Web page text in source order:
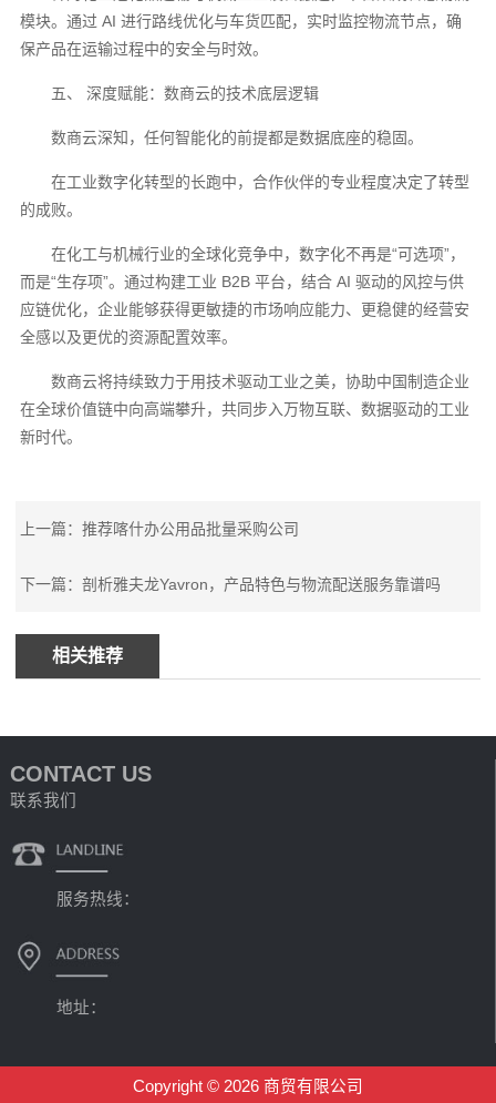
模块。通过 AI 进行路线优化与车货匹配，实时监控物流节点，确
保产品在运输过程中的安全与时效。
五、 深度赋能：数商云的技术底层逻辑
数商云深知，任何智能化的前提都是数据底座的稳固。
在工业数字化转型的长跑中，合作伙伴的专业程度决定了转型
的成败。
在化工与机械行业的全球化竞争中，数字化不再是“可选项”，
而是“生存项”。通过构建工业 B2B 平台，结合 AI 驱动的风控与供
应链优化，企业能够获得更敏捷的市场响应能力、更稳健的经营安
全感以及更优的资源配置效率。
数商云将持续致力于用技术驱动工业之美，协助中国制造企业
在全球价值链中向高端攀升，共同步入万物互联、数据驱动的工业
新时代。
上一篇：推荐喀什办公用品批量采购公司
下一篇：剖析雅夫龙Yavron，产品特色与物流配送服务靠谱吗
相关推荐
CONTACT US
联系我们
服务热线：
地址：
Copyright © 2026 商贸有限公司